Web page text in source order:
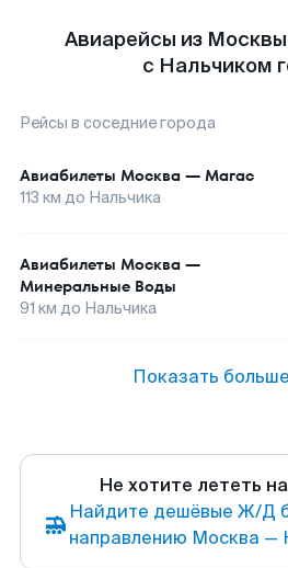
Авиарейсы из
с Нальчиком
Рейсы в соседние города
Авиабилеты Москва — Магас
113 км до Нальчика
Авиабилеты Москва —
Минеральные Воды
91 км до Нальчика
Показать
Не хотите лететь
Найдите дешёвые Ж/Д
направлению Москва —